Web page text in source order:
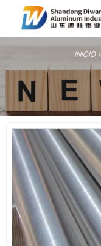
INICIO>